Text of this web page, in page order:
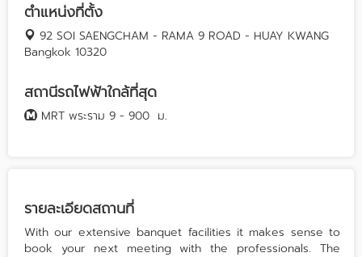
ตำแหน่งที่ตั้ง
92 SOI SAENGCHAM - RAMA 9 ROAD - HUAY KWANG
Bangkok 10320
สถานีรถไฟฟ้าใกล้ที่สุด
MRT พระราม 9 - 900 ม.
รายละเอียดสถานที่
With our extensive banquet facilities it makes sense to
book your next meeting with the professionals. The